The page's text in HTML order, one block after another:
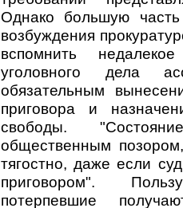
Однако большую
возбуждения
вспомнить
уголовного дела
обязательным
приговора и
свободы.
общественным
тягостно, даже если
приговором".
потерпевшие